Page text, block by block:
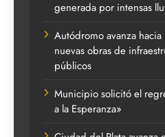
generada por intensas
Autódromo avanza
nuevas obras de
públicos
Municipio solicitó el
a la Esperanza»